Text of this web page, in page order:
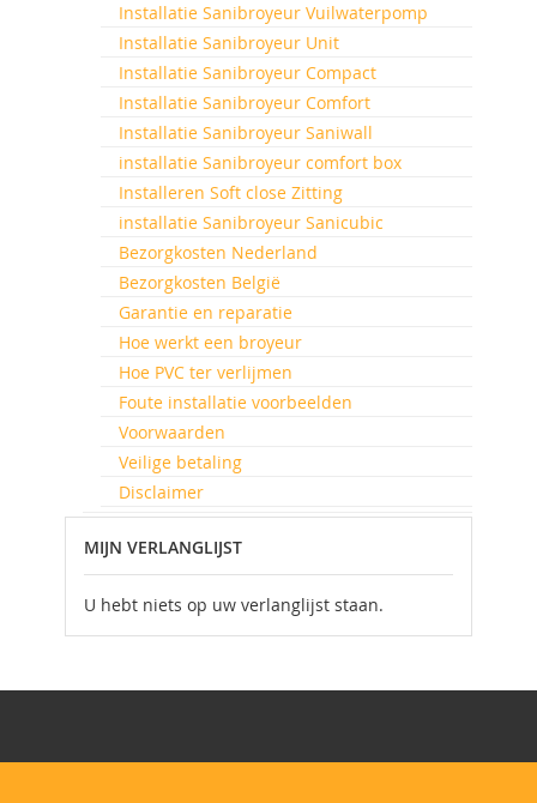
Installatie Sanibroyeur Vuilwaterpomp
Installatie Sanibroyeur Unit
Installatie Sanibroyeur Compact
Installatie Sanibroyeur Comfort
Installatie Sanibroyeur Saniwall
installatie Sanibroyeur comfort box
Installeren Soft close Zitting
installatie Sanibroyeur Sanicubic
Bezorgkosten Nederland
Bezorgkosten België
Garantie en reparatie
Hoe werkt een broyeur
Hoe PVC ter verlijmen
Foute installatie voorbeelden
Voorwaarden
Veilige betaling
Disclaimer
MIJN VERLANGLIJST
U hebt niets op uw verlanglijst staan.